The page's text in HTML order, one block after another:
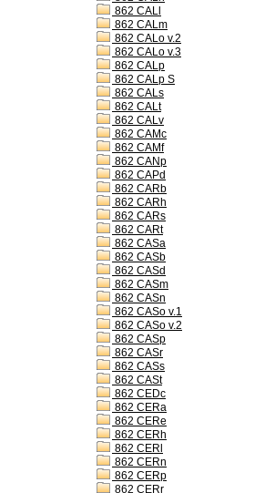
862 CALl
862 CALm
862 CALo v.2
862 CALo v.3
862 CALp
862 CALp S
862 CALs
862 CALt
862 CALv
862 CAMc
862 CAMf
862 CANp
862 CAPd
862 CARb
862 CARh
862 CARs
862 CARt
862 CASa
862 CASb
862 CASd
862 CASm
862 CASn
862 CASo v.1
862 CASo v.2
862 CASp
862 CASr
862 CASs
862 CASt
862 CEDc
862 CERa
862 CERe
862 CERh
862 CERl
862 CERn
862 CERp
862 CERr